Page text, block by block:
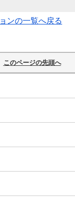
ンの一覧へ戻る
このページの先頭へ